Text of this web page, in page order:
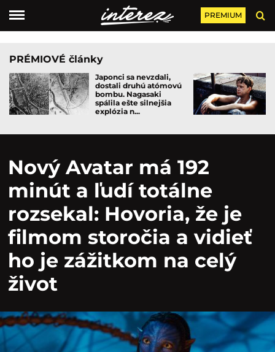
PREMIUM
PRÉMIOVÉ články
Japonci sa nevzdali,
dostali druhú atómovú
bombu. Nagasaki
spálila ešte silnejšia
explózia n...
Nový Avatar má 192
minút a ľudí totálne
rozsekal: Hovoria, že je
filmom storočia a vidieť
ho je zážitkom na celý
život